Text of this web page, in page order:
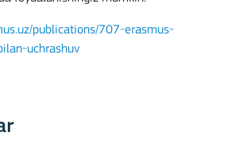
publications/707-erasmus-
uchrashuv